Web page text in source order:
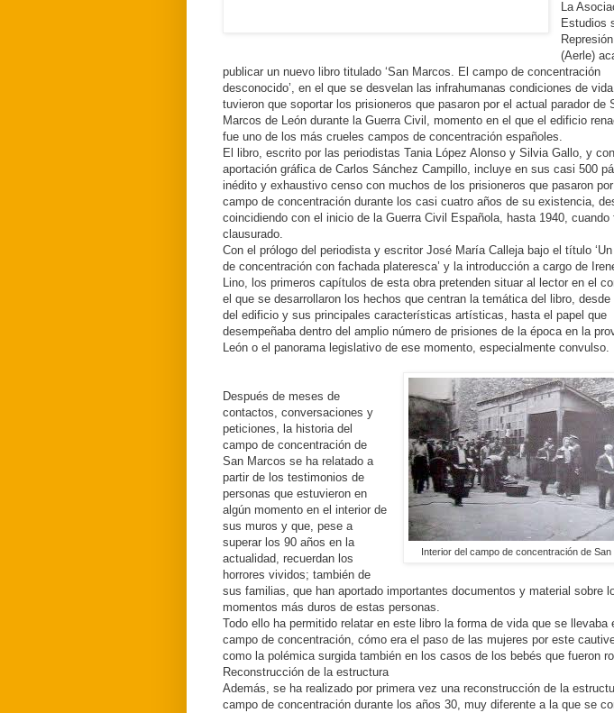
La
Estudios
(Aerle)
publicar un nuevo libro titulado ‘San Marcos. El campo de concentración
desconocido’, en el que se desvelan las infrahumanas condiciones de
tuvieron que soportar los prisioneros que pasaron por el actual parador de
Marcos de León durante la Guerra Civil, momento en el que el edificio
fue uno de los más crueles campos de concentración españoles.
El libro, escrito por las periodistas Tania López Alonso y Silvia Gallo, y
aportación gráfica de Carlos Sánchez Campillo, incluye en sus casi 500
inédito y exhaustivo censo con muchos de los prisioneros que pasaron
campo de concentración durante los casi cuatro años de su existencia,
coincidiendo con el inicio de la Guerra Civil Española, hasta 1940, cuando
clausurado.
Con el prólogo del periodista y escritor José María Calleja bajo el título
de concentración con fachada plateresca’ y la introducción a cargo de
Lino, los primeros capítulos de esta obra pretenden situar al lector en el
el que se desarrollaron los hechos que centran la temática del libro, desde
del edificio y sus principales características artísticas, hasta el papel que
desempeñaba dentro del amplio número de prisiones de la época en la
León o el panorama legislativo de ese momento, especialmente convulso.
Interior del campo de concentración de
Después de meses de
contactos, conversaciones y
peticiones, la historia del
campo de concentración de
San Marcos se ha relatado a
partir de los testimonios de
personas que estuvieron en
algún momento en el interior de
sus muros y que, pese a
superar los 90 años en la
actualidad, recuerdan los
horrores vividos; también de
sus familias, que han aportado importantes documentos y material sobre
momentos más duros de estas personas.
Todo ello ha permitido relatar en este libro la forma de vida que se llevaba
campo de concentración, cómo era el paso de las mujeres por este
como la polémica surgida también en los casos de los bebés que fueron
Reconstrucción de la estructura
Además, se ha realizado por primera vez una reconstrucción de la
campo de concentración durante los años 30, muy diferente a la que se